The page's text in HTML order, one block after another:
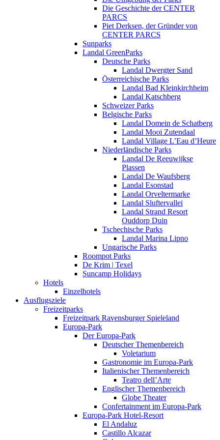
Die Geschichte der CENTER
PARCS
Piet Derksen, der Gründer von
CENTER PARCS
Sunparks
Landal GreenParks
Deutsche Parks
Landal Dwergter Sand
Österreichische Parks
Landal Bad Kleinkirchheim
Landal Katschberg
Schweizer Parks
Belgische Parks
Landal Domein de Schatberg
Landal Mooi Zutendaal
Landal Village L’Eau d’Heure
Niederländische Parks
Landal De Reeuwijkse
Plassen
Landal De Waufsberg
Landal Esonstad
Landal Orveltermarke
Landal Sluftervallei
Landal Strand Resort
Ouddorp Duin
Tschechische Parks
Landal Marina Lipno
Ungarische Parks
Roompot Parks
De Krim | Texel
Suncamp Holidays
Hotels
Einzelhotels
Ausflugsziele
Freizeitparks
Freizeitpark Ravensburger Spieleland
Europa-Park
Der Europa-Park
Deutscher Themenbereich
Voletarium
Gastronomie im Europa-Park
Italienischer Themenbereich
Teatro dell’Arte
Englischer Themenbereich
Globe Theater
Confertainment im Europa-Park
Europa-Park Hotel-Resort
El Andaluz
Castillo Alcazar